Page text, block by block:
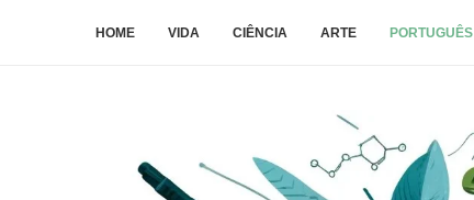
HOME VIDA CIÊNCIA ARTE PORTUGUÊS